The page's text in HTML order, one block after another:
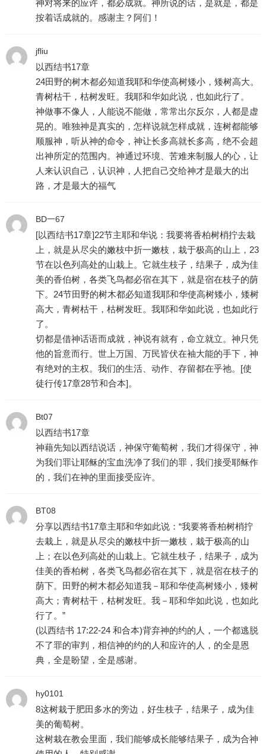
神对将来的应许，都必成就。神所说的话，是就是，都是
按着话成就的。感谢主？阿们！
jfliu
以西结书17章
24田野的树木都必知道我耶和华使高树矮小，矮树高大。
青树枯干，枯树发旺。我耶和华如此说，也如此行了。
神做事不像人，人能说不能做，常常出尔反尔，人都是虚
晃的。唯独神是真实的，怎样说就怎样成就，连树都能够
顺服神，听从神的命令，神让长多高就长多高，绝不会超
出神所定的范围内。神通过环境、苦难来制服人的心，让
人来认识自己，认识神，人把自己交给神才是最大的出
路，才是最大的福气
BD一67
[以西结书17章]22节主耶和华说：我要将香柏树梢拧去栽
上，就是从尽尖的嫩枝中折一嫩枝，栽于极高的山上，23
节在以色列高处的山栽上。它就生枝子，结果子，成为佳
美的香伯树，各类飞鸟都必宿在其下，就是宿在枝子的荫
下。24节田野的树木都必知道我耶和华使高树矮小，矮树
高大，青树枯干，枯树发旺。我耶和华如此说，也如此行
了。
切都是借神话语而成就，神说有就有，命立就立。神只凭
他的旨意而行。世上万国、万民皆伏在袖大能的手下，神
有绝对的主权。我们的生活、动作、存留都在乎祂。[使
徒行传17章28节和合本]。
Bt07
以西结书17章
神藉先知以西结说话，神保守葡萄树，我们才得保守，神
为我们罪让耶稣的宝血洗净了我们的罪，我们接受耶稣作
的，我们在神的里面接受应许。
BT08
分享以西结书17章主耶和华如此说：“我要将香柏树梢拧
去栽上，就是从尽尖的嫩枝中折一嫩枝，栽于极高的山
上；在以色列高处的山栽上。它就生枝子，结果子，成为
佳美的香柏树，各类飞鸟都必宿在其下，就是宿在枝子的
荫下。田野的树木都必知道我－耶和华使高树矮小，矮树
高大；青树枯干，枯树发旺。我－耶和华如此说，也如此
行了。”
(以西结书 17:22-24 和合本)背弃神的约的人，一个都逃脱
不了罪的审判，相信神的约的人和应许的人，的全是恩
典，全是盼望，全是感谢。
hy0101
8这树栽于肥田多水的旁边，好生枝子，结果子，成为佳
美的葡萄树。
这树栽在教会里面，我们能够成长能够结果子，成为合神